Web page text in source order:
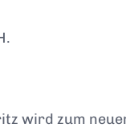
wird zum